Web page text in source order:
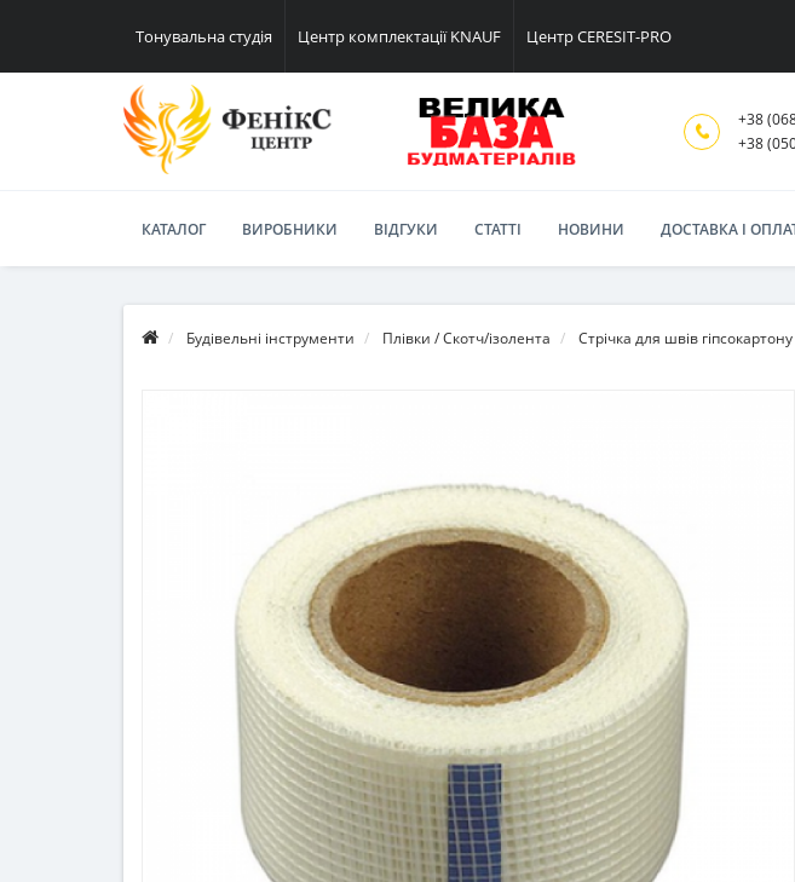
Тонувальна студія Центр комплектації KNAUF Центр CERESIT-PRO
+38
+38
КАТАЛОГ ВИРОБНИКИ ВІДГУКИ СТАТТІ НОВИНИ ДОСТАВКА І
Будівельні інструменти Плівки / Скотч/ізолента Стрічка для швів гіпсокартону